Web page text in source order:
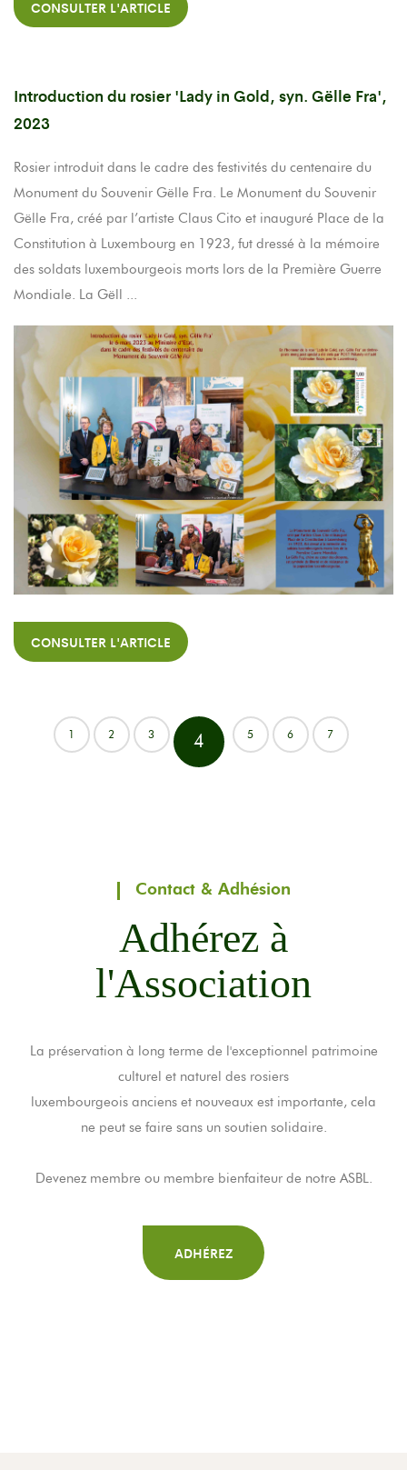
CONSULTER L'ARTICLE
Introduction du rosier 'Lady in Gold, syn. Gëlle Fra',
2023
Rosier introduit dans le cadre des festivités du centenaire du
Monument du Souvenir Gëlle Fra. Le Monument du Souvenir
Gëlle Fra, créé par l’artiste Claus Cito et inauguré Place de la
Constitution à Luxembourg en 1923, fut dressé à la mémoire
des soldats luxembourgeois morts lors de la Première Guerre
Mondiale. La Gëll ...
CONSULTER L'ARTICLE
1 2 3 4 5 6 7
Contact & Adhésion
Adhérez à
l'Association
La préservation à long terme de l'exceptionnel patrimoine
culturel et naturel des rosiers
luxembourgeois anciens et nouveaux est importante, cela
ne peut se faire sans un soutien solidaire.
Devenez membre ou membre bienfaiteur de notre ASBL.
ADHÉREZ